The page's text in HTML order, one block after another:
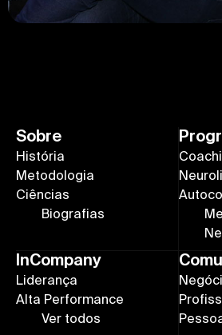
Sobre
História
Metodologia
Ciências
Biografias
InCompany
Liderança
Alta Performance
Ver todos